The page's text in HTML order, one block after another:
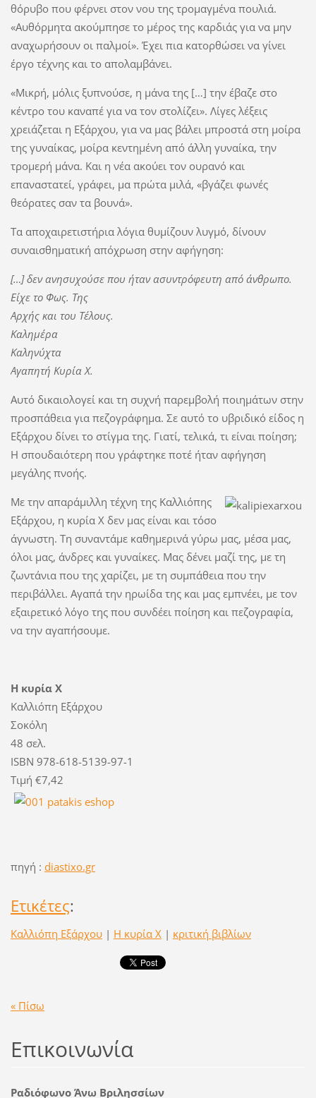
θόρυβο που φέρνει στον νου της τρομαγμένα πουλιά.
«Αυθόρμητα ακούμπησε το μέρος της καρδιάς για να μην
αναχωρήσουν οι παλμοί». Έχει πια κατορθώσει να γίνει
έργο τέχνης και το απολαμβάνει.
«Μικρή, μόλις ξυπνούσε, η μάνα της […] την έβαζε στο
κέντρο του καναπέ για να τον στολίζει». Λίγες λέξεις
χρειάζεται η Εξάρχου, για να μας βάλει μπροστά στη μοίρα
της γυναίκας, μοίρα κεντημένη από άλλη γυναίκα, την
τρομερή μάνα. Και η νέα ακούει τον ουρανό και
επαναστατεί, γράφει, μα πρώτα μιλά, «βγάζει φωνές
θεόρατες σαν τα βουνά».
Τα αποχαιρετιστήρια λόγια θυμίζουν λυγμό, δίνουν
συναισθηματική απόχρωση στην αφήγηση:
[…] δεν ανησυχούσε που ήταν ασυντρόφευτη από άνθρωπο.
Είχε το Φως. Της
Αρχής και του Τέλους.
Καλημέρα
Καληνύχτα
Αγαπητή Κυρία Χ.
Αυτό δικαιολογεί και τη συχνή παρεμβολή ποιημάτων στην
προσπάθεια για πεζογράφημα. Σε αυτό το υβριδικό είδος η
Εξάρχου δίνει το στίγμα της. Γιατί, τελικά, τι είναι ποίηση;
Η σπουδαιότερη που γράφτηκε ποτέ ήταν αφήγηση
μεγάλης πνοής.
Με την απαράμιλλη τέχνη της Καλλιόπης
Εξάρχου, η κυρία Χ δεν μας είναι και τόσο
άγνωστη. Τη συναντάμε καθημερινά γύρω μας, μέσα μας,
όλοι μας, άνδρες και γυναίκες. Μας δένει μαζί της, με τη
ζωντάνια που της χαρίζει, με τη συμπάθεια που την
περιβάλλει. Αγαπά την ηρωίδα της και μας εμπνέει, με τον
εξαιρετικό λόγο της που συνδέει ποίηση και πεζογραφία,
να την αγαπήσουμε.
Η κυρία Χ
Καλλιόπη Εξάρχου
Σοκόλη
48 σελ.
ISBN 978-618-5139-97-1
Τιμή €7,42
πηγή : diastixo.gr
Ετικέτες:
Καλλιόπη Εξάρχου | Η κυρία Χ | κριτική βιβλίων
« Πίσω
Επικοινωνία
Ραδιόφωνο Άνω Βριλησσίων